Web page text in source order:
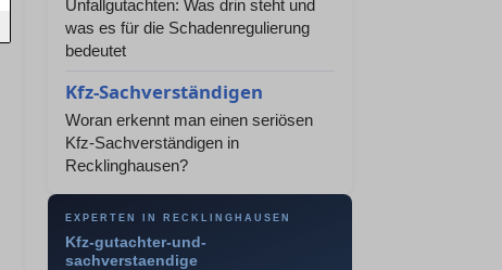
Unfallgutachten: Was drin steht und
was es für die Schadenregulierung
bedeutet
Kfz-Sachverständigen
Woran erkennt man einen seriösen
Kfz-Sachverständigen in
Recklinghausen?
EXPERTEN IN RECKLINGHAUSEN
Kfz-gutachter-und-
sachverstaendige